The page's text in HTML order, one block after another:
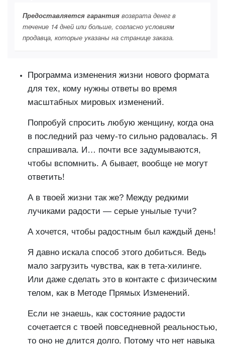
Предоставляется гарантия возврата денег в
течение 14 дней или больше, согласно условиям
продавца, которые указаны на странице заказа.
Программа изменения жизни нового формата
для тех, кому нужны ответы во время
масштабных мировых изменений.
Попробуй спросить любую женщину, когда она
в последний раз чему-то сильно радовалась. Я
спрашивала. И… почти все задумываются,
чтобы вспомнить. А бывает, вообще не могут
ответить!
А в твоей жизни так же? Между редкими
лучиками радости — серые унылые тучи?
А хочется, чтобы радостным был каждый день!
Я давно искала способ этого добиться. Ведь
мало загрузить чувства, как в тета-хилинге.
Или даже сделать это в контакте с физическим
телом, как в Методе Прямых Изменений.
Если не знаешь, как состояние радости
сочетается с твоей повседневной реальностью,
то оно не длится долго. Потому что нет навыка